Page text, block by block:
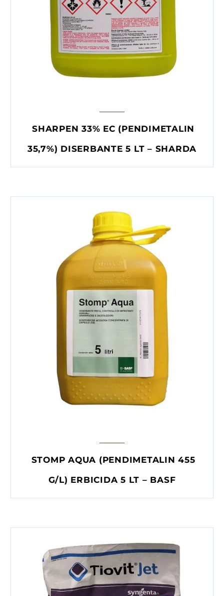
SHARPEN 33% EC (PENDIMETALIN
35,7%) DISERBANTE 5 LT – SHARDA
STOMP AQUA (PENDIMETALIN 455
G/L) ERBICIDA 5 LT – BASF